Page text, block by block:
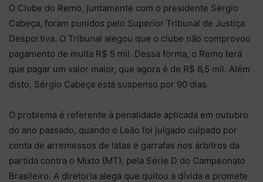
O Clube do Remo, juntamente com o presidente Sérgio
Cabeça, foram punidos pelo Superior Tribunal de Justiça
Desportiva. O Tribunal alegou que o clube não comprovou
pagamento de multa R$ 5 mil. Dessa forma, o Remo terá
que pagar um valor maior, que agora é de R$ 6,5 mil. Além
disto, Sérgio Cabeça está suspenso por 90 dias.
O problema é referente à penalidade aplicada em outubro
do ano passado, quando o Leão foi julgado culpado por
conta de arremessos de latas e garrafas nos árbitros da
partida contra o Mixto (MT), pela Série D do Campeonato
Brasileiro. A diretoria alega que quitou a dívida e promete